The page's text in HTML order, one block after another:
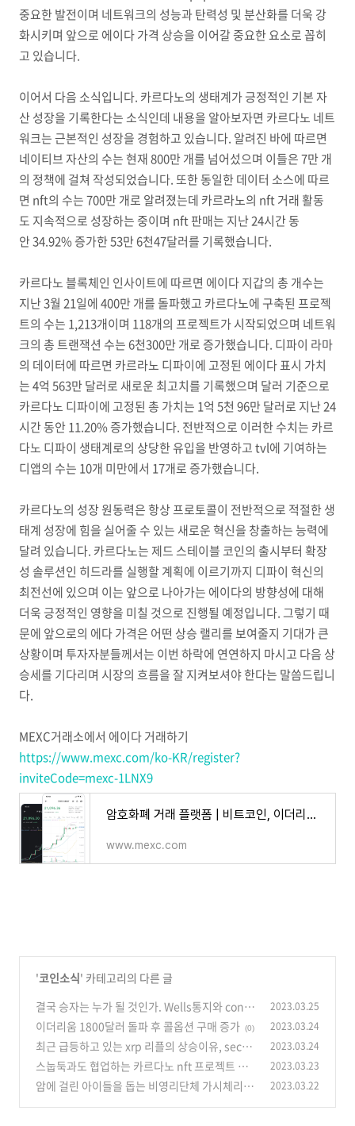
중요한 발전이며 네트워크의 성능과 탄력성 및 분산화를 더욱 강
화시키며 앞으로 에이다 가격 상승을 이어갈 중요한 요소로 꼽히
고 있습니다.
이어서 다음 소식입니다. 카르다노의 생태계가 긍정적인 기본 자
산 성장을 기록한다는 소식인데 내용을 알아보자면 카르다노 네트
워크는 근본적인 성장을 경험하고 있습니다. 알려진 바에 따르면
네이티브 자산의 수는 현재 800만 개를 넘어섰으며 이들은 7만 개
의 정책에 걸쳐 작성되었습니다. 또한 동일한 데이터 소스에 따르
면 nft의 수는 700만 개로 알려졌는데 카르라노의 nft 거래 활동
도 지속적으로 성장하는 중이며 nft 판매는 지난 24시간 동
안 34.92% 증가한 53만 6천47달러를 기록했습니다.
카르다노 블록체인 인사이트에 따르면 에이다 지갑의 총 개수는
지난 3월 21일에 400만 개를 돌파했고 카르다노에 구축된 프로젝
트의 수는 1,213개이며 118개의 프로젝트가 시작되었으며 네트워
크의 총 트랜잭션 수는 6천300만 개로 증가했습니다. 디파이 라마
의 데이터에 따르면 카르라노 디파이에 고정된 에이다 표시 가치
는 4억 563만 달러로 새로운 최고치를 기록했으며 달러 기준으로
카르다노 디파이에 고정된 총 가치는 1억 5천 96만 달러로 지난 24
시간 동안 11.20% 증가했습니다. 전반적으로 이러한 수치는 카르
다노 디파이 생태계로의 상당한 유입을 반영하고 tvl에 기여하는
디앱의 수는 10개 미만에서 17개로 증가했습니다.
카르다노의 성장 원동력은 항상 프로토콜이 전반적으로 적절한 생
태계 성장에 힘을 실어줄 수 있는 새로운 혁신을 창출하는 능력에
달려 있습니다. 카르다노는 제드 스테이블 코인의 출시부터 확장
성 솔루션인 히드라를 실행할 계획에 이르기까지 디파이 혁신의
최전선에 있으며 이는 앞으로 나아가는 에이다의 방향성에 대해
더욱 긍정적인 영향을 미칠 것으로 진행될 예정입니다. 그렇기 때
문에 앞으로의 에다 가격은 어떤 상승 랠리를 보여줄지 기대가 큰
상황이며 투자자분들께서는 이번 하락에 연연하지 마시고 다음 상
승세를 기다리며 시장의 흐름을 잘 지켜보셔야 한다는 말씀드립니
다.
MEXC거래소에서 에이다 거래하기
https://www.mexc.com/ko-KR/register?
inviteCode=mexc-1LNX9
암호화폐 거래 플랫폼 | 비트코인, 이더리움, 알트코인, NFT, DeFi 구매 | MEXC
www.mexc.com
'코인소식' 카테고리의 다른 글
결국 승자는 누가 될 것인가. Wells통지와 conn
ect to congress로 싸우고 있는 리플과 sec소송
결말에 대한 전망
2023.03.25
이더리움 1800달러 돌파 후 콜옵션 구매 증가 (0) 2023.03.24
최근 급등하고 있는 xrp 리플의 상승이유, sec와
의 소송 종결에 대한 기대감 (0)
2023.03.24
스눕둑과도 협업하는 카르다노 nft 프로젝트 에
이다 / 제드 / 크레디 스위스
(0)
2023.03.23
암에 걸린 아이들을 돕는 비영리단체 가시체리티
2023.03.22